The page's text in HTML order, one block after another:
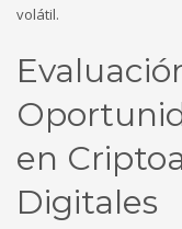
volátil.
en
Digitales